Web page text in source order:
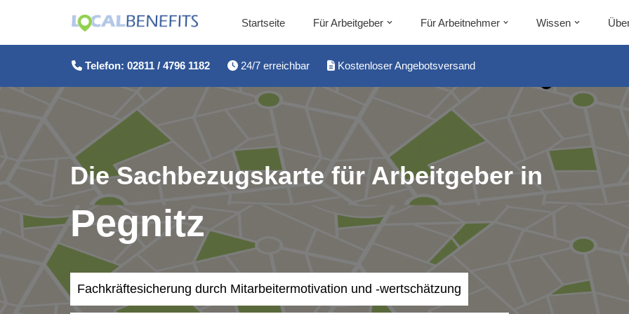
Startseite Für Arbeitgeber Für Arbeitnehmer Wissen
Telefon: 02811 / 4796 1182 24/7 erreichbar Kostenloser Angebotsversand
Die Sachbezugskarte für Arbeitgeber in
Pegnitz
Fachkräftesicherung durch Mitarbeitermotivation und -wertschätzung